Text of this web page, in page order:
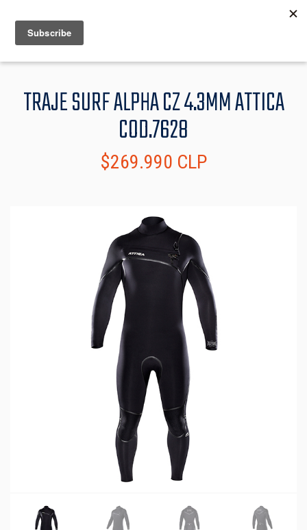
MENU
TRAJE SURF ALPHA CZ 4.3MM ATTICA
COD.7628
$269.990 CLP